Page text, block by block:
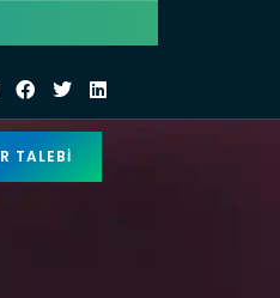
TALEBI